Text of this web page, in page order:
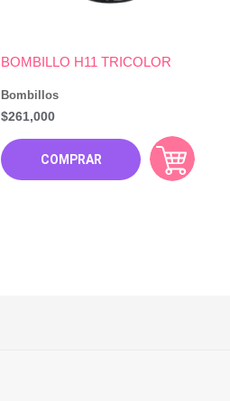
Bombillos
BOMBILLO H11 TRICOLOR
COMPRAR
$261,000